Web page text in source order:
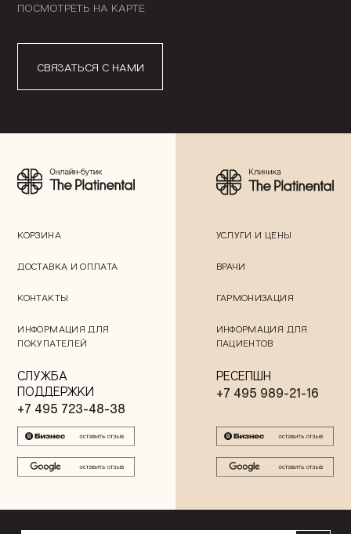
ПОСМОТРЕТЬ НА КАРТЕ
СВЯЗАТЬСЯ С НАМИ
КОРЗИНА
ДОСТАВКА И ОПЛАТА
КОНТАКТЫ
ИНФОРМАЦИЯ ДЛЯ
ПОКУПАТЕЛЕЙ
СЛУЖБА
ПОДДЕРЖКИ
+7 495 723-48-38
УСЛУГИ И ЦЕНЫ
ВРАЧИ
ГАРМОНИЗАЦИЯ
ИНФОРМАЦИЯ ДЛЯ
ПАЦИЕНТОВ
РЕСЕПШН
+7 495 989-21-16